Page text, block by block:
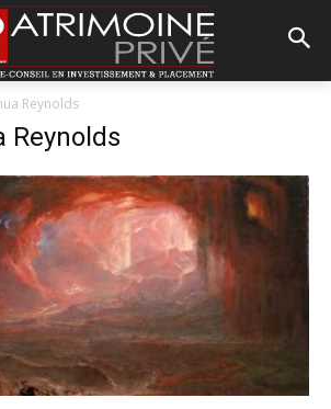
Reynolds
Reynolds